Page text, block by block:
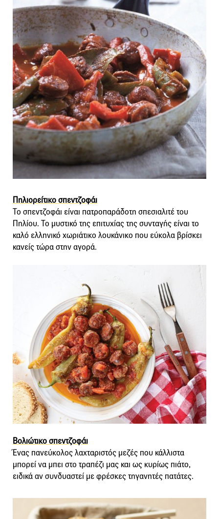
Πηλιορείτικο σπεντζοφάι
Το σπεντζοφάι είναι πατροπαράδοτη σπεσιαλιτέ του
Πηλίου. Το μυστικό της επιτυχίας της συνταγής είναι το
καλό ελληνικό χωριάτικο λουκάνικο που εύκολα βρίσκει
κανείς τώρα στην αγορά.
Βολιώτικο σπεντζοφάι
Ένας πανεύκολος λαχταριστός μεζές που κάλλιστα
μπορεί να μπει στο τραπέζι μας και ως κυρίως πιάτο,
ειδικά αν συνδυαστεί με φρέσκες τηγανητές πατάτες.